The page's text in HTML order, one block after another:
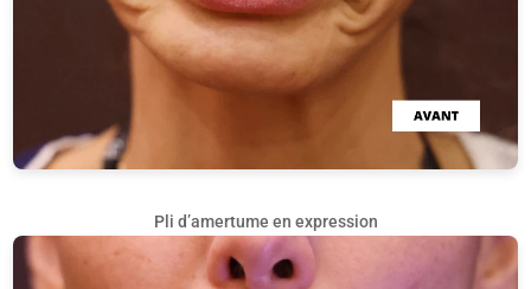
Pli d’amertume en expression